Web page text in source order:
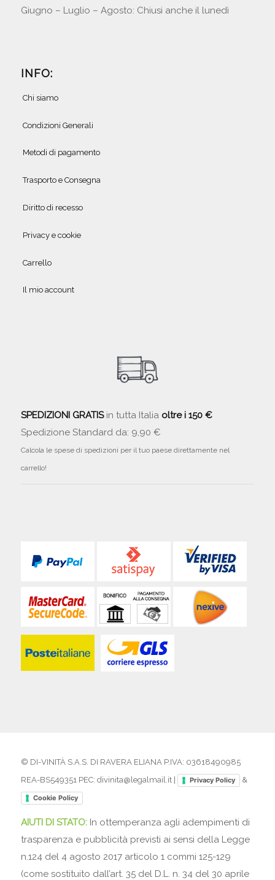
Giugno – Luglio – Agosto: Chiusi anche il lunedì
INFO:
Chi siamo
Condizioni Generali
Metodi di pagamento
Trasporto e Consegna
Diritto di recesso
Privacy e cookie
Carrello
Il mio account
SPEDIZIONI GRATISin tutta Italia oltre i 150 €
Spedizione Standard da: 9,90 €
Calcola le spese di spedizioni per il tuo paese direttamente nel
carrello!
© DI-VINITÀ S.A.S. DI RAVERA ELIANA P.IVA: 03618490985
REA-BS549351 PEC: divinita@legalmail.it |
Privacy Policy &
Cookie Policy
AIUTI DI STATO: In ottemperanza agli adempimenti di
trasparenza e pubblicità previsti ai sensi della Legge
n.124 del 4 agosto 2017 articolo 1 commi 125-129
(come sostituito dall’art. 35 del D.L. n. 34 del 30 aprile